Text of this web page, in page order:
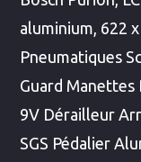
aluminium, 622
Pneumatiques
Guard Manettes
9V Dérailleur
SGS Pédalier